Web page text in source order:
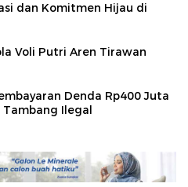
dan Komitmen Hijau di
Voli Putri Aren Tirawan
Denda Rp400 Juta
Tambang Ilegal